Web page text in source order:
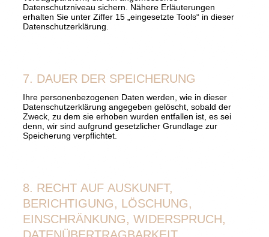
Datenschutzniveau sichern. Nähere Erläuterungen
erhalten Sie unter Ziffer 15 „eingesetzte Tools“ in dieser
Datenschutzerklärung.
7. DAUER DER SPEICHERUNG
Ihre personenbezogenen Daten werden, wie in dieser
Datenschutzerklärung angegeben gelöscht, sobald der
Zweck, zu dem sie erhoben wurden entfallen ist, es sei
denn, wir sind aufgrund gesetzlicher Grundlage zur
Speicherung verpflichtet.
8. RECHT AUF AUSKUNFT,
BERICHTIGUNG, LÖSCHUNG,
EINSCHRÄNKUNG, WIDERSPRUCH,